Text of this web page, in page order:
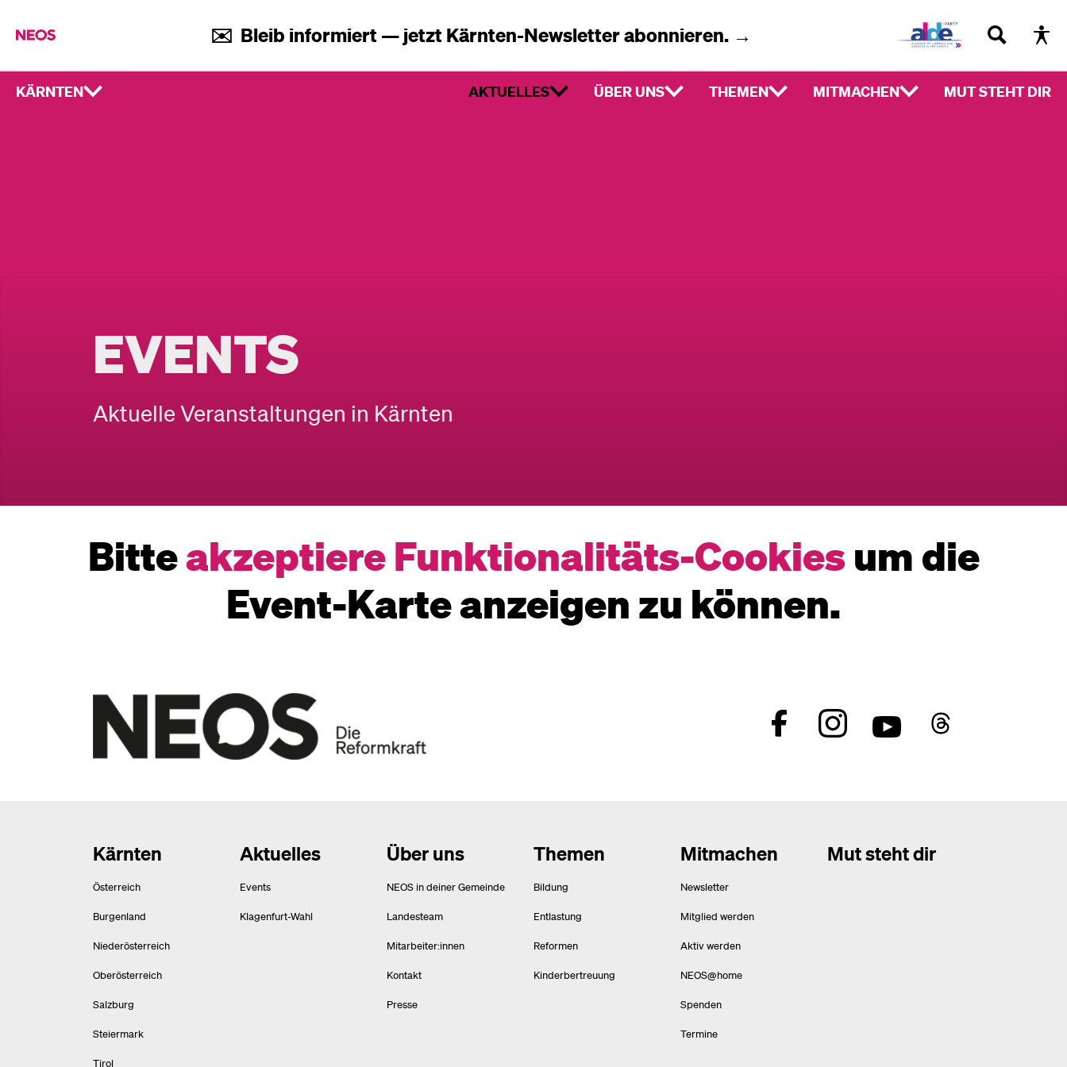
✉️ Bleib informiert — jetzt Kärnten-Newsletter abonnieren. →
KÄRNTEN AKTUELLES ÜBER UNS THEMEN MITMACHEN MUT STEHT DIR
EVENTS
Aktuelle Veranstaltungen in Kärnten
Bitteakzeptiere Funktionalitäts-Cookiesum die
Event-Karte anzeigen zu können.
Kärnten
Österreich
Burgenland
Niederösterreich
Oberösterreich
Salzburg
Steiermark
Tirol
Aktuelles
Events
Klagenfurt-Wahl
Über uns
NEOS in deiner Gemeinde
Landesteam
Mitarbeiter:innen
Kontakt
Presse
Themen
Bildung
Entlastung
Reformen
Kinderbertreuung
Mitmachen
Newsletter
Mitglied werden
Aktiv werden
NEOS@home
Spenden
Termine
Mut steht dir